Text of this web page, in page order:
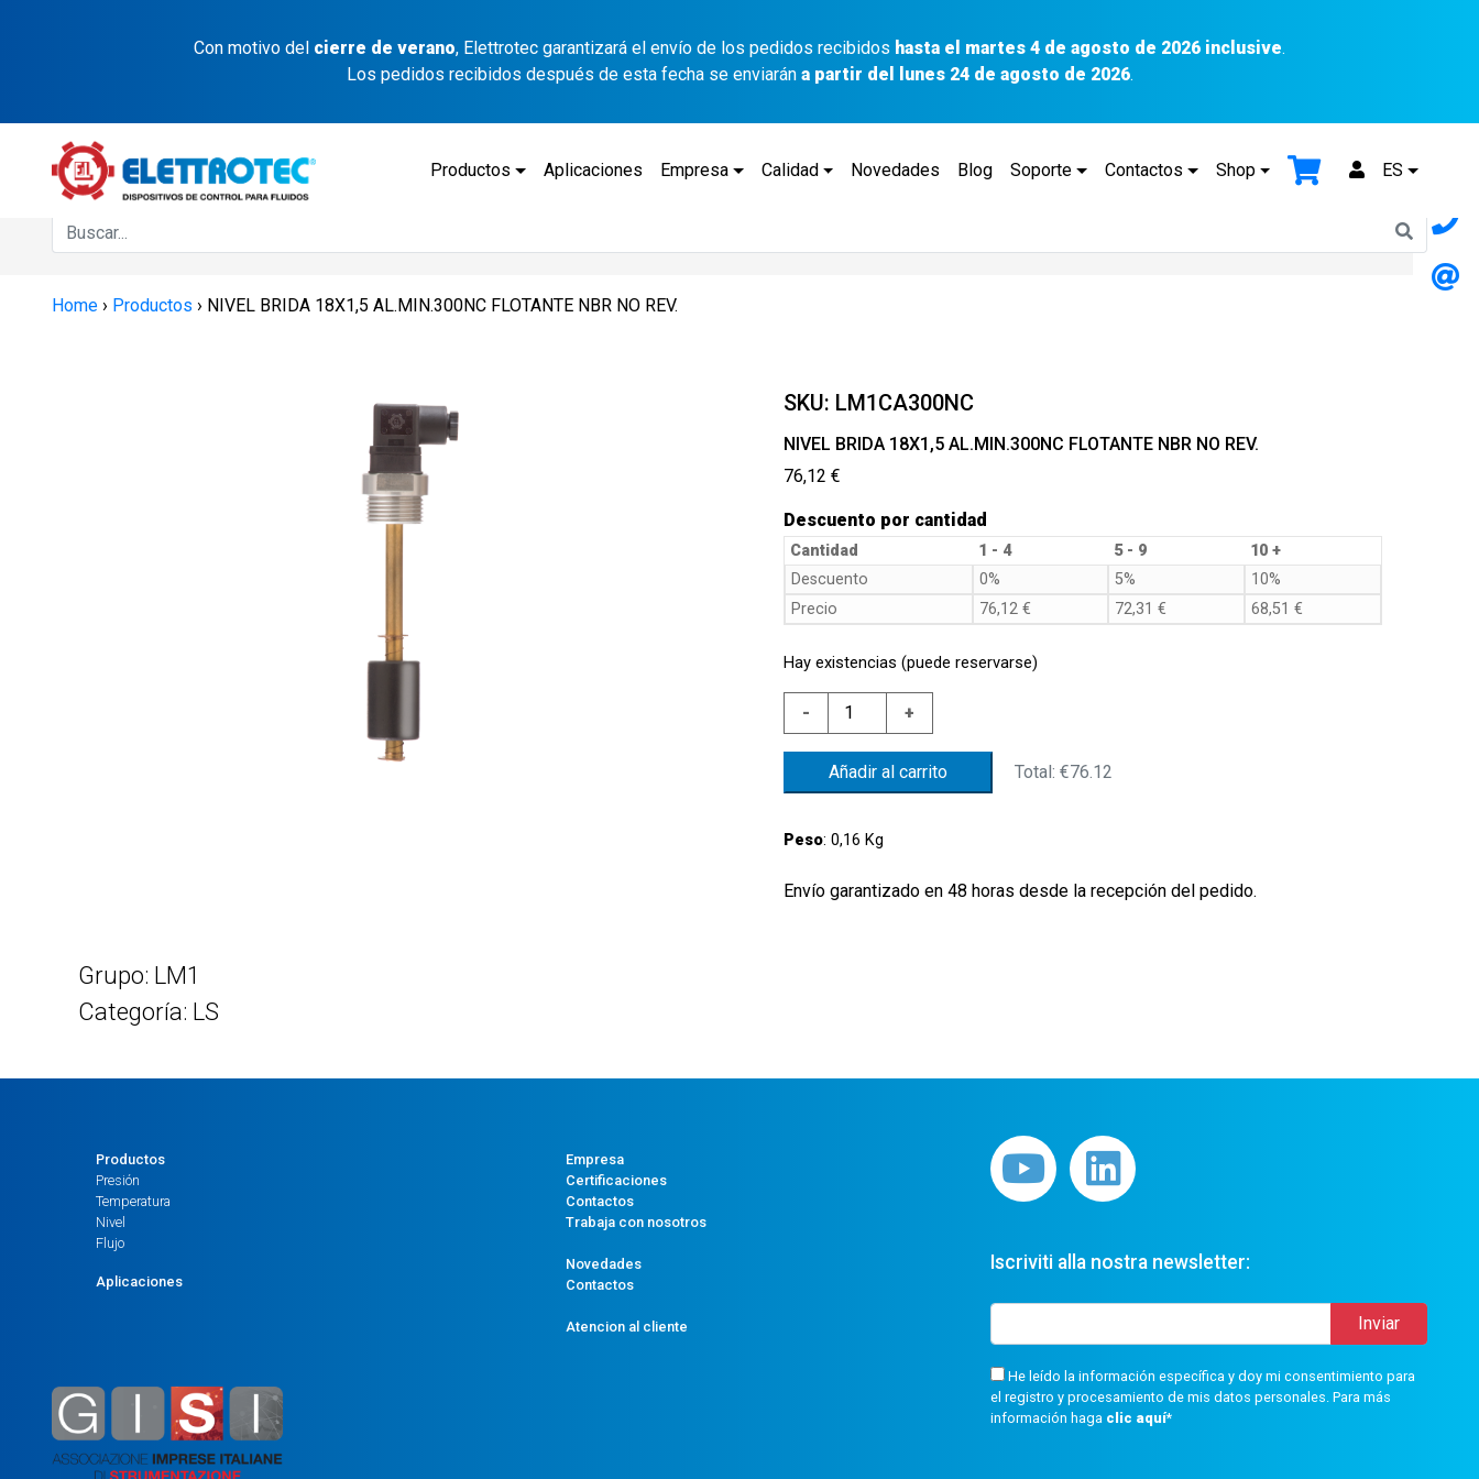
Con motivo del cierre de verano, Elettrotec garantizará el envío de los pedidos recibidos hasta el martes 4 de agosto de 2026 inclusive.
Los pedidos recibidos después de esta fecha se enviarán a partir del lunes 24 de agosto de 2026.
Productos Aplicaciones Empresa Calidad Novedades Blog Soporte Contactos Shop ES
Home › Productos › NIVEL BRIDA 18X1,5 AL.MIN.300NC FLOTANTE NBR NO REV.
SKU: LM1CA300NC
NIVEL BRIDA 18X1,5 AL.MIN.300NC FLOTANTE NBR NO REV.
76,12€
Descuento por cantidad
Cantidad 1 - 4 5 - 9
10 +
Descuento
0% 5%
10%
Precio
76,12€ 72,31€ 68,51€
Hay existencias (puede reservarse)
-
NIVEL
BRIDA
18X1,5
AL.MIN.300NC
NBR
REV.
+
Añadir al carrito Total:€76.12
Peso: 0,16 Kg
Envío garantizado en 48 horas desde la recepción del pedido.
Grupo: LM1
Categoría: LS
Productos
Presión
Temperatura
Nivel
Flujo
Aplicaciones
Empresa
Certificaciones
Contactos
Trabaja con nosotros
Novedades
Contactos
Atencion al cliente
Iscriviti alla nostra newsletter:
He leído la información específica y doy mi consentimiento para
el registro y procesamiento de mis datos personales. Para más
información haga clic aquí*